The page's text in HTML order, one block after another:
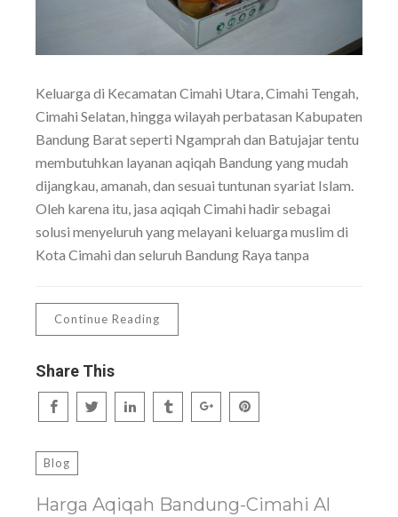
Keluarga di Kecamatan Cimahi Utara, Cimahi Tengah,
Cimahi Selatan, hingga wilayah perbatasan Kabupaten
Bandung Barat seperti Ngamprah dan Batujajar tentu
membutuhkan layanan aqiqah Bandung yang mudah
dijangkau, amanah, dan sesuai tuntunan syariat Islam.
Oleh karena itu, jasa aqiqah Cimahi hadir sebagai
solusi menyeluruh yang melayani keluarga muslim di
Kota Cimahi dan seluruh Bandung Raya tanpa
Continue Reading
Share This
Blog
Harga Aqiqah Bandung-Cimahi Al